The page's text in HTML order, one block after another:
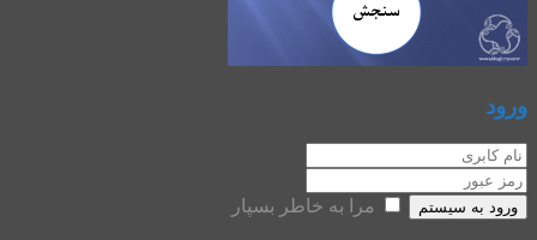
ورود
ورود به سیستم مرا به خاطر بسپار